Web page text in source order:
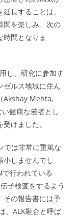
長することは、
間を楽しみ、次の
間となりま
し、研究に参加す
ゼルス地域に住ん
Akshay Mehta,
健康な若者とし
けました。
では非常に重篤な
小しませんでし
行われている
子検査をするよう
その報告書には予
、ALK融合と呼ば